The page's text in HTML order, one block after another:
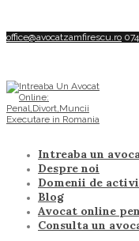
office@avocatzamfirescu.ro
Intreaba un
Despre noi
Domenii de
Blog
Avocat online
Consulta un